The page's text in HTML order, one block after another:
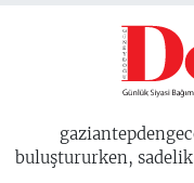
buluştururken,